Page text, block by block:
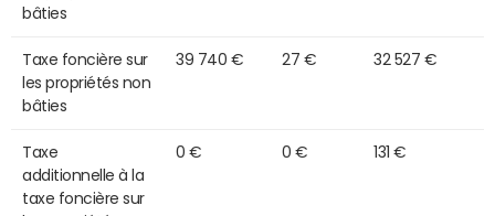
bâties
Taxe foncière sur
les propriétés non
bâties
39 740 € 27 € 32 527 €
Taxe
additionnelle à la
taxe foncière sur
0 € 0 € 131 €